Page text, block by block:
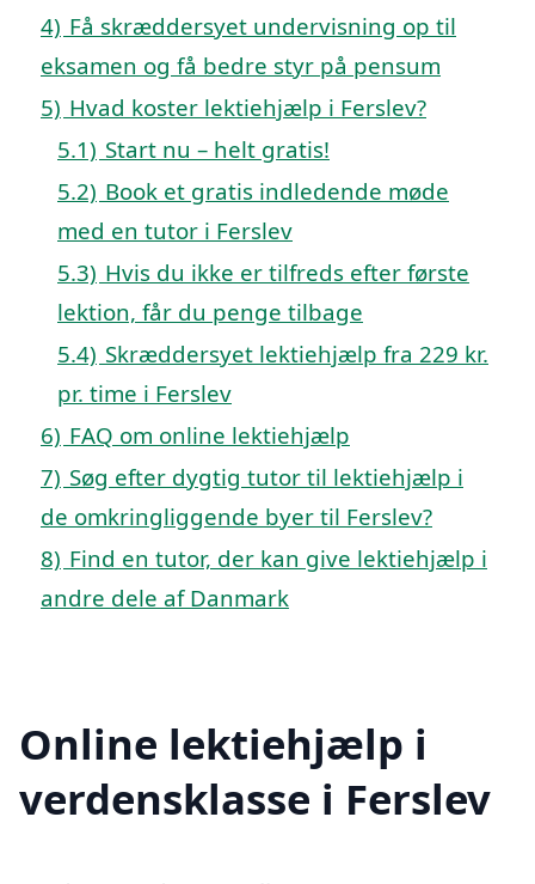
4) Få skræddersyet undervisning op til
eksamen og få bedre styr på pensum
5) Hvad koster lektiehjælp i Ferslev?
5.1) Start nu – helt gratis!
5.2) Book et gratis indledende møde
med en tutor i Ferslev
5.3) Hvis du ikke er tilfreds efter første
lektion, får du penge tilbage
5.4) Skræddersyet lektiehjælp fra 229 kr.
pr. time i Ferslev
6) FAQ om online lektiehjælp
7) Søg efter dygtig tutor til lektiehjælp i
de omkringliggende byer til Ferslev?
8) Find en tutor, der kan give lektiehjælp i
andre dele af Danmark
Online lektiehjælp i
verdensklasse i Ferslev